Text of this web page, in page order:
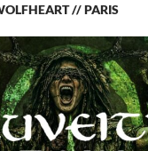
// PARIS